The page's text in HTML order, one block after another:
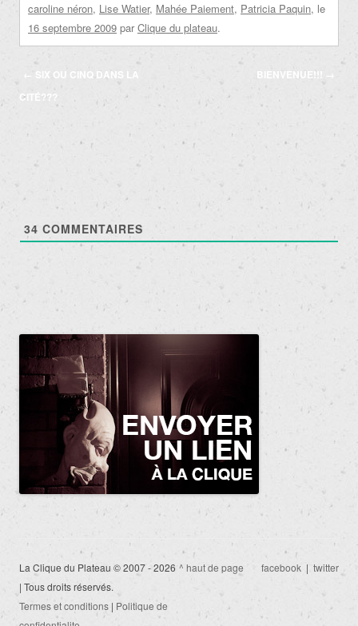
caroline néron, Lise Watier, Mahée Paiement, Patricia Paquin, le
16 septembre 2009 par Clique du plateau.
Navigation
des
← SIX OU CINQ DANS LA
CITÉ???
BIENVENUE!!! →
34 COMMENTAIRES
La Clique du Plateau © 2007 - 2026
| Tous droits réservés.
Termes et conditions | Politique de
^ haut de page facebook | twitter